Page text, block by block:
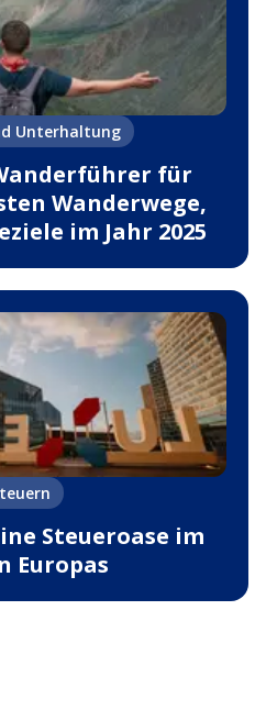
Unterhaltung
für
Wanderwege,
im Jahr 2025
Steueroase im
Europas